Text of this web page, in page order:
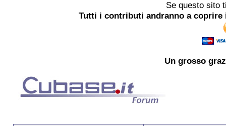
Se questo sito
Tutti i contributi andranno a
Un grosso